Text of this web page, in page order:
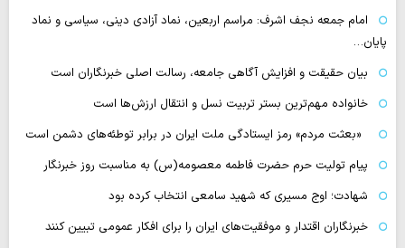
امام جمعه نجف اشرف: مراسم اربعین، نماد آزادی دینی، سیاسی و نماد
پایان…
بیان حقیقت و افزایش آگاهی جامعه، رسالت اصلی خبرنگاران است
خانواده مهم‌ترین بستر تربیت نسل و انتقال ارزش‌ها است
«بعثت مردم» رمز ایستادگی ملت ایران در برابر توطئه‌های دشمن است
پیام تولیت حرم حضرت فاطمه معصومه(س) به مناسبت روز خبرنگار
شهادت؛ اوج مسیری که شهید سامعی انتخاب کرده بود
خبرنگاران اقتدار و موفقیت‌های ایران را برای افکار عمومی تبیین کنند